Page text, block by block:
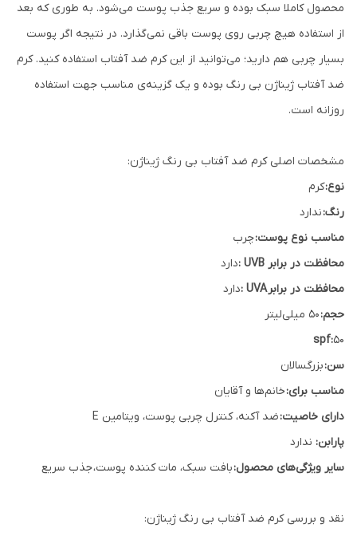
محصول کاملا سبک بوده و سریع جذب پوست می‌شود. به طوری که بعد
از استفاده هیچ چربی روی پوست باقی نمی‌گذارد. در نتیجه اگر پوست
بسیار چربی هم دارید؛ می‌توانید از این کرم ضد آفتاب استفاده کنید. کرم
ضد آفتاب ژیناژن بی رنگ بوده و یک گزینه‌ی مناسب جهت استفاده
روزانه است.
مشخصات اصلی کرم ضد آفتاب بی رنگ ژیناژن:
نوع:کرم
رنگ:ندارد
مناسب نوع پوست:چرب
محافظت در برابر UVB : دارد
محافظت در برابر UVA :
دارد
حجم:
spf:50
سن:بزرگسالان
مناسب برای:خانم‌ها و آقایان
دارای خاصیت:ضد آکنه، کنترل چربی پوست، ویتامین E
پارابن: ندارد
سایر ویژگی‌های محصول:بافت سبک، مات کننده پوست، جذب سریع
نقد و بررسی کرم ضد آفتاب بی رنگ ژیناژن: